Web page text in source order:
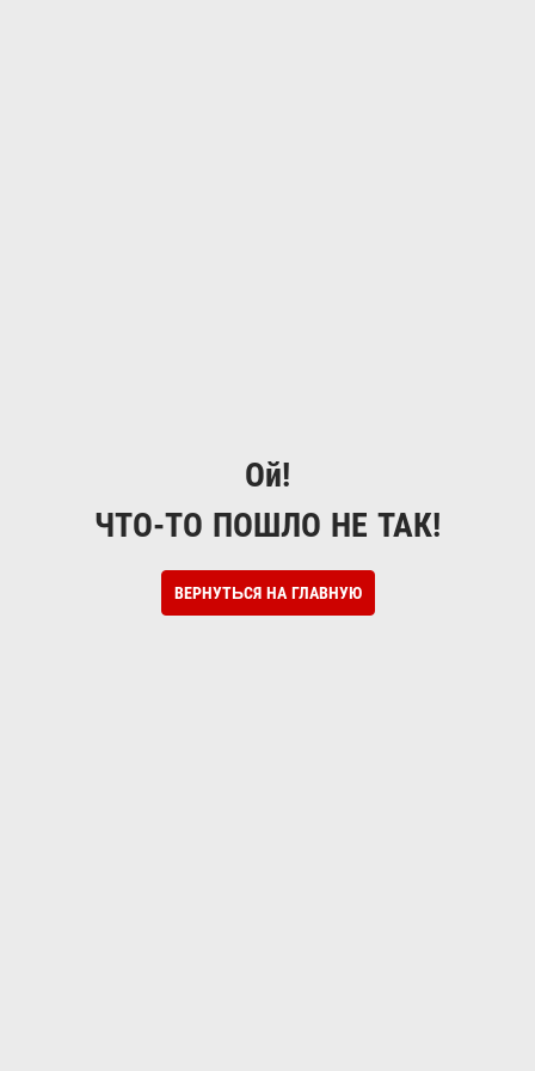
Ой!
ЧТО-ТО ПОШЛО НЕ ТАК!
ВЕРНУТЬСЯ НА ГЛАВНУЮ